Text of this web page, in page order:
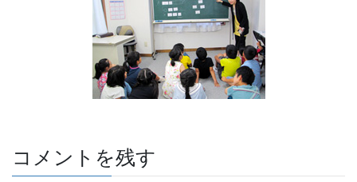
コメントを残す